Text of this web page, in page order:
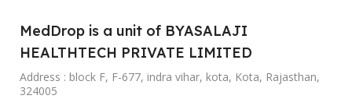
MedDrop is a unit of BYASALAJI
HEALTHTECH PRIVATE LIMITED
Address : block F, F-677, indra vihar, kota, Kota, Rajasthan,
324005